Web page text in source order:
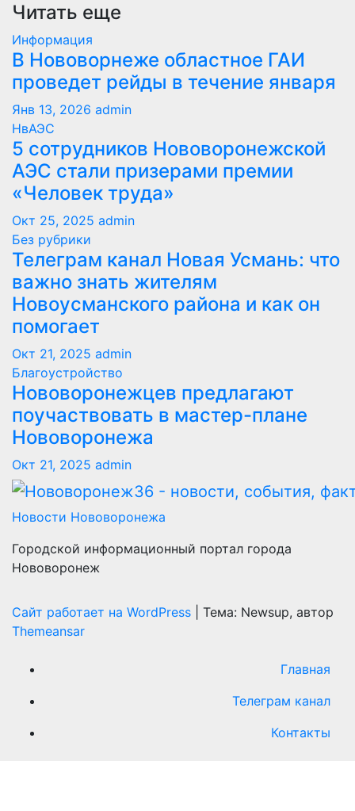
Читать еще
Информация
В Нововорнеже областное ГАИ
проведет рейды в течение января
Янв 13, 2026 admin
НвАЭС
5 сотрудников Нововоронежской
АЭС стали призерами премии
«Человек труда»
Окт 25, 2025 admin
Без рубрики
Телеграм канал Новая Усмань: что
важно знать жителям
Новоусманского района и как он
помогает
Окт 21, 2025 admin
Благоустройство
Нововоронежцев предлагают
поучаствовать в мастер-плане
Нововоронежа
Окт 21, 2025 admin
Новости Нововоронежа
Городской информационный портал города
Нововоронеж
Сайт работает на WordPress
Тема: Newsup, автор
Themeansar
Главная
Телеграм канал
Контакты